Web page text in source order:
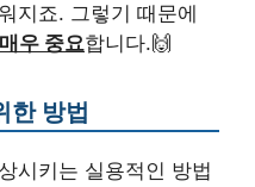
지죠. 그렇기 때문에
우 중요합니다.🙌
한 방법
시키는 실용적인 방법